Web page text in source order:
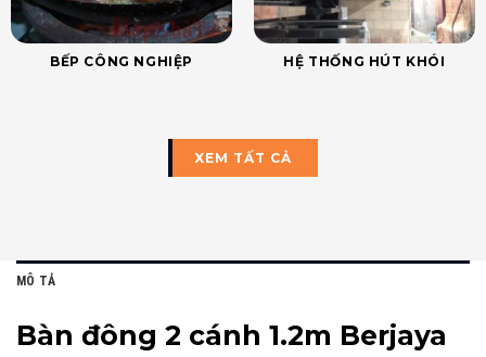
BẾP CÔNG NGHIỆP HỆ THỐNG HÚT KHÓI
XEM TẤT CẢ
MÔ TẢ
Bàn đông 2 cánh 1.2m Berjaya